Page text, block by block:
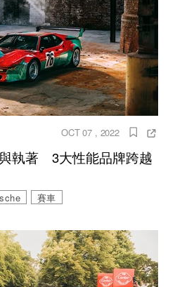
OCT 07 , 2022
執著 3大性能品牌跨越
賽車